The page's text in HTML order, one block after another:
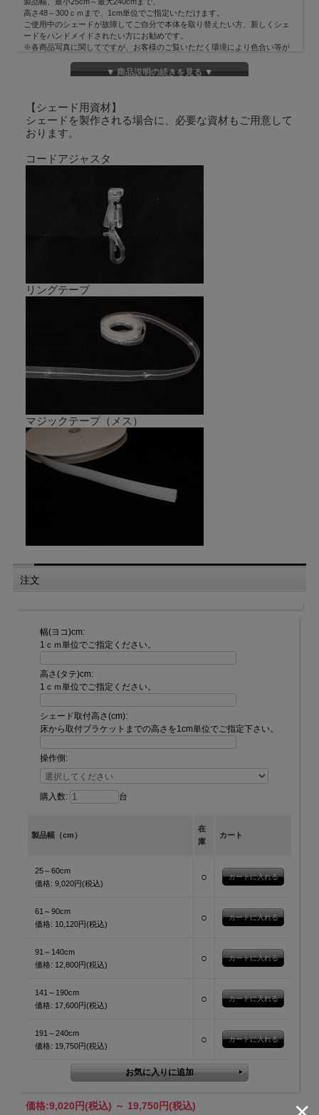
高さ48～300ｃｍまで、1cm単位でご指定いただけます。
ご使用中のシェードが故障してご自分で本体を取り替えたい方、新しくシェ
ードをハンドメイドされたい方にお勧めです。
※各商品写真に関してですが、お客様のご覧いただく環境により色合い等が
※実物と色合い・明るさ等の相違がございますのでご注意ください。
【製品内容】
ブラケット・ヘッドレール・ストッパー（内臓）・コードガイド（内蔵）
マジックテープ（本体側オス）・昇降コード・操作コード・コード止め・ウ
コードアジャスタは付属しておりません。別途お買い求め下さい。
下記表にてご確認ください。
最小～
91～
141～
191～
グ数
ッグ
▼ 商品説明の続きを見る ▼
【シェード用資材】
シェードを製作される場合に、必要な資材もご用意して
おります。
コードアジャスタ
リングテープ
マジックテープ（メス）
注文
幅(ヨコ)cm:
1ｃｍ単位でご指定ください。
高さ(タテ)cm:
1ｃｍ単位でご指定ください。
シェード取付高さ(cm):
床から取付ブラケットまでの高さを1cm単位でご指定下さい。
操作側:
購入数: 台
製品幅（cm）
在
庫
カート
25～60cm
価格: 9,020円(税込)
○
61～90cm
価格: 10,120円(税込)
○
91～140cm
価格: 12,800円(税込)
○
141～190cm
価格: 17,600円(税込)
○
191～240cm
価格: 19,750円(税込)
○
価格:9,020円(税込) ～ 19,750円(税込)